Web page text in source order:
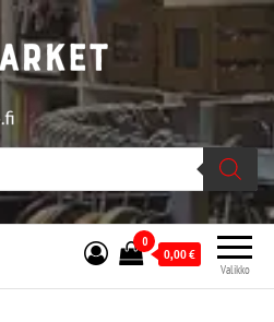
ja kivijalassa
Stupido Market on vaihtoehtomusaan
erikoistunut verkko- sekä
kivijalkakauppa Helsingissä Kallion
sydämessä.
Valikko
0
0,00€